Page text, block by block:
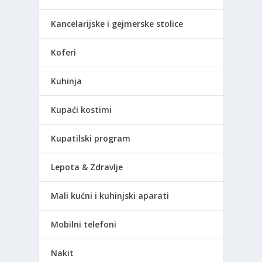
Kancelarijske i gejmerske stolice
Koferi
Kuhinja
Kupaći kostimi
Kupatilski program
Lepota & Zdravlje
Mali kućni i kuhinjski aparati
Mobilni telefoni
Nakit